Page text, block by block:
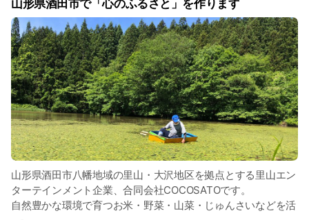
山形県酒田市で「心のふるさと」を作ります
山形県酒田市八幡地域の里山・大沢地区を拠点とする里山エン
ターテインメント企業、合同会社COCOSATOです。
自然豊かな環境で育つお米・野菜・山菜・じゅんさいなどを活